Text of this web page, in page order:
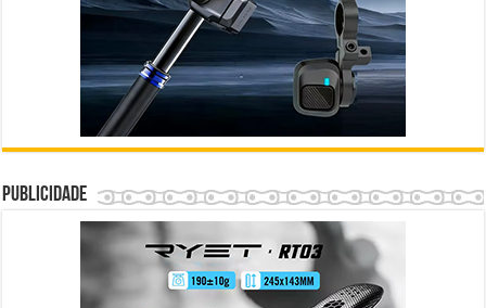
Publicidade